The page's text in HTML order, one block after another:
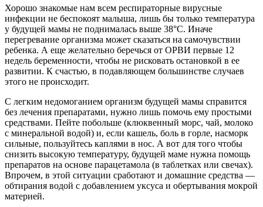
Хорошо знакомые нам всем респираторные вирусные
инфекции не беспокоят малыша, лишь бы только температура
у будущей мамы не поднималась выше 38°С. Иначе
перегревание организма может сказаться на самочувствии
ребенка. А еще желательно беречься от ОРВИ первые 12
недель беременности, чтобы не рисковать остановкой в ее
развитии. К счастью, в подавляющем большинстве случаев
этого не происходит.
С легким недомоганием организм будущей мамы справится
без лечения препаратами, нужно лишь помочь ему простыми
средствами. Пейте побольше (клюквенный морс, чай, молоко
с минеральной водой) и, если кашель, боль в горле, насморк
сильные, пользуйтесь каплями в нос. А вот для того чтобы
снизить высокую температуру, будущей маме нужна помощь
препаратов на основе парацетамола (в таблетках или свечах).
Впрочем, в этой ситуации сработают и домашние средства —
обтирания водой с добавлением уксуса и обертывания мокрой
материей.